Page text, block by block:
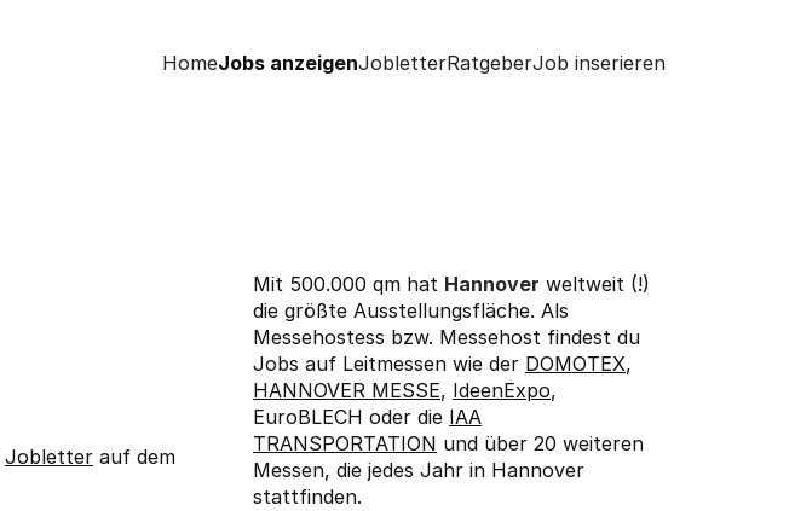
HomeJobs anzeigenJobletterRatgeberJob inserieren
Jobletter auf dem
Mit 500.000 qm hat Hannover weltweit (!)
die größte Ausstellungsfläche. Als
Messehostess bzw. Messehost findest du
Jobs auf Leitmessen wie der DOMOTEX,
HANNOVER MESSE, IdeenExpo,
EuroBLECH oder die IAA
TRANSPORTATION und über 20 weiteren
Messen, die jedes Jahr in Hannover
stattfinden.